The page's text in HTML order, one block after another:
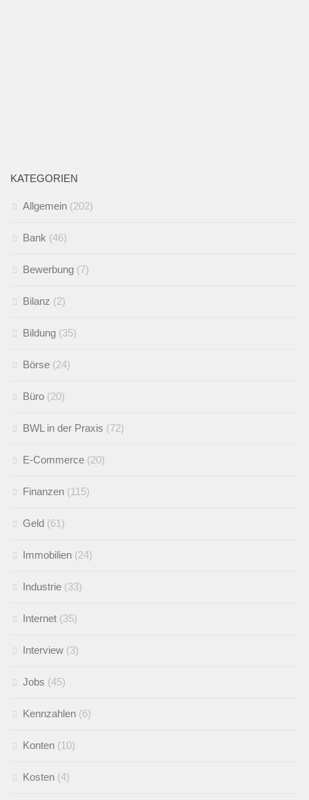
KATEGORIEN
Allgemein (202)
Bank (46)
Bewerbung (7)
Bilanz (2)
Bildung (35)
Börse (24)
Büro (20)
BWL in der Praxis (72)
E-Commerce (20)
Finanzen (115)
Geld (61)
Immobilien (24)
Industrie (33)
Internet (35)
Interview (3)
Jobs (45)
Kennzahlen (6)
Konten (10)
Kosten (4)